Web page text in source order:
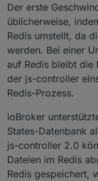
Der erste
üblicherweise,
Redis umstellt, da
werden. Bei einer
auf Redis bleibt die
der js-controller
Redis-Prozess.
ioBroker
States-Datenbank
js-controller 2.0
Dateien im Redis
Redis gespeichert,